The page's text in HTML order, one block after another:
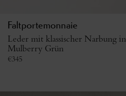
Faltportemonnaie
Leder mit klassischer Narbung in
Mulberry Grün
€345